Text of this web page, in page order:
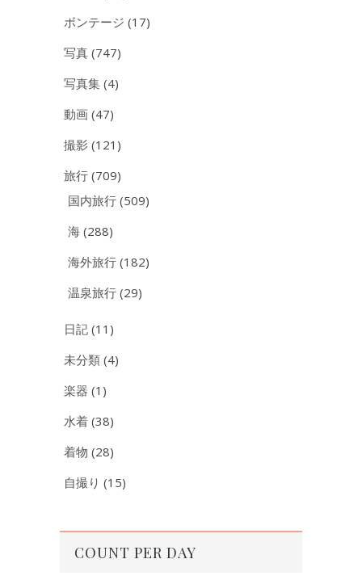
ボンテージ (17)
写真 (747)
写真集 (4)
動画 (47)
撮影 (121)
旅行 (709)
国内旅行 (509)
海 (288)
海外旅行 (182)
温泉旅行 (29)
日記 (11)
未分類 (4)
楽器 (1)
水着 (38)
着物 (28)
自撮り (15)
COUNT PER DAY